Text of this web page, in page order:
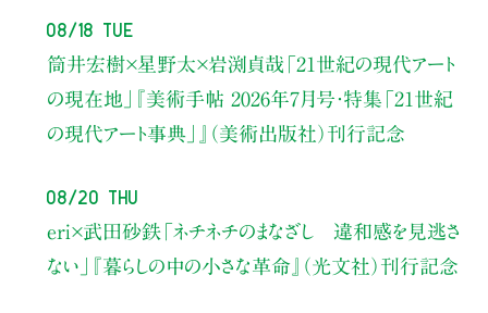
08/18 Tue
筒井宏樹×星野太×岩渕貞哉 「21世紀の現代アート
の現在地」
『美術手帖 2026年7月号・特集「21世紀
の現代アート事典」』（美術出版社）刊行記念
08/20 Thu
eri×武田砂鉄「ネチネチのまなざし 違和感を見逃さ
ない」
『暮らしの中の小さな革命』（光文社）刊行記念